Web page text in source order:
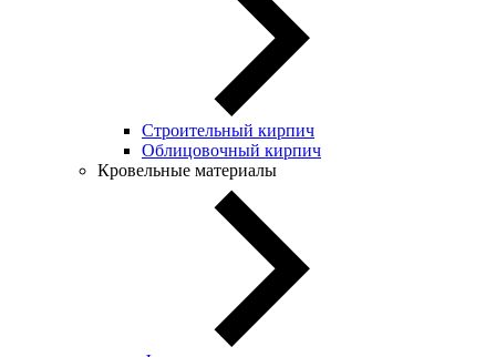
Строительный кирпич
Облицовочный кирпич
Кровельные материалы